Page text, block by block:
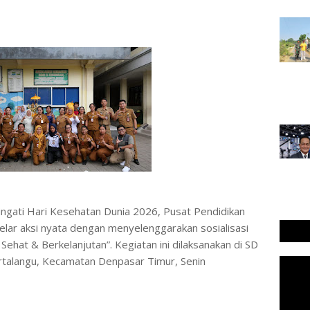
Hari Kesehatan Dunia 2026, Pusat Pendidikan
aksi nyata dengan menyelenggarakan sosialisasi
& Berkelanjutan”. Kegiatan ini dilaksanakan di SD
Kecamatan Denpasar Timur, Senin